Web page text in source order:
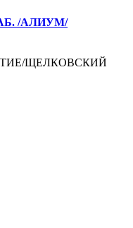
/АЛИУМ/
ЩЕЛКОВСКИЙ